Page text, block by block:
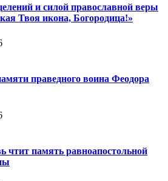
и силой православной веры
Твоя икона, Богородица!»
праведного воина Феодора
чтит память равноапостольной